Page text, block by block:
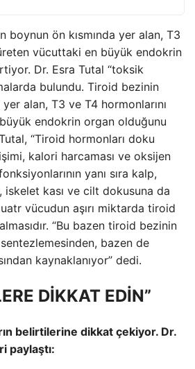
boynun ön kısmında yer alan, T3
vücuttaki en büyük endokrin
Dr. Esra Tutal “toksik
bulundu. Tiroid bezinin
alan, T3 ve T4 hormonlarını
endokrin organ olduğunu
“Tiroid hormonları doku
kalori harcaması ve oksijen
yanı sıra kalp,
iskelet kası ve cilt dokusuna da
vücudun aşırı miktarda tiroid
“Bu bazen tiroid bezinin
bazen de
kaynaklanıyor” dedi.
DİKKAT EDİN”
belirtilerine dikkat çekiyor. Dr.
paylaştı: